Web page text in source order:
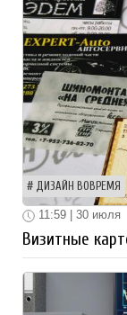
ДИЗАЙН ВОВРЕМЯ
11:59 | 30 июля
Визитные